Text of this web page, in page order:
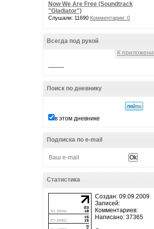
Now We Are Free (Soundtrack
"Gladiator")
Слушали: 11690 Комментарии: 0
Всегда под рукой
К
--------
Поиск по дневнику
в этом дневнике
Подписка по e-mail
Статистика
Создан: 09.09.2009
Записей:
Комментариев:
Написано: 37365